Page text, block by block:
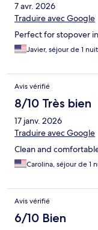
7 avr. 2026
Traduire avec Google
Perfect for stopover
Javier, séjour de 1 nuit
Avis vérifié
8/10 Très bien
17 janv. 2026
Traduire avec Google
Clean and
Carolina, séjour de 1
Avis vérifié
6/10 Bien